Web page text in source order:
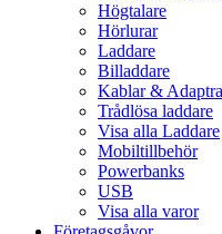
Högtalare
Hörlurar
Laddare
Billaddare
Kablar &
Trådlösa laddare
Visa alla Laddare
Mobiltillbehör
Powerbanks
USB
Visa alla varor